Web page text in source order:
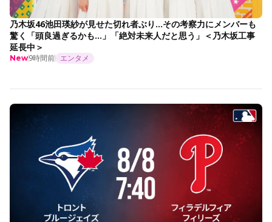
乃木坂46池田瑛紗が見せた切れ者ぶり…その考察力にメンバーも
驚く「頭良過ぎるかも…」「絶対未来人だと思う」＜乃木坂工事
延長中＞
New9時間前 エンタメ